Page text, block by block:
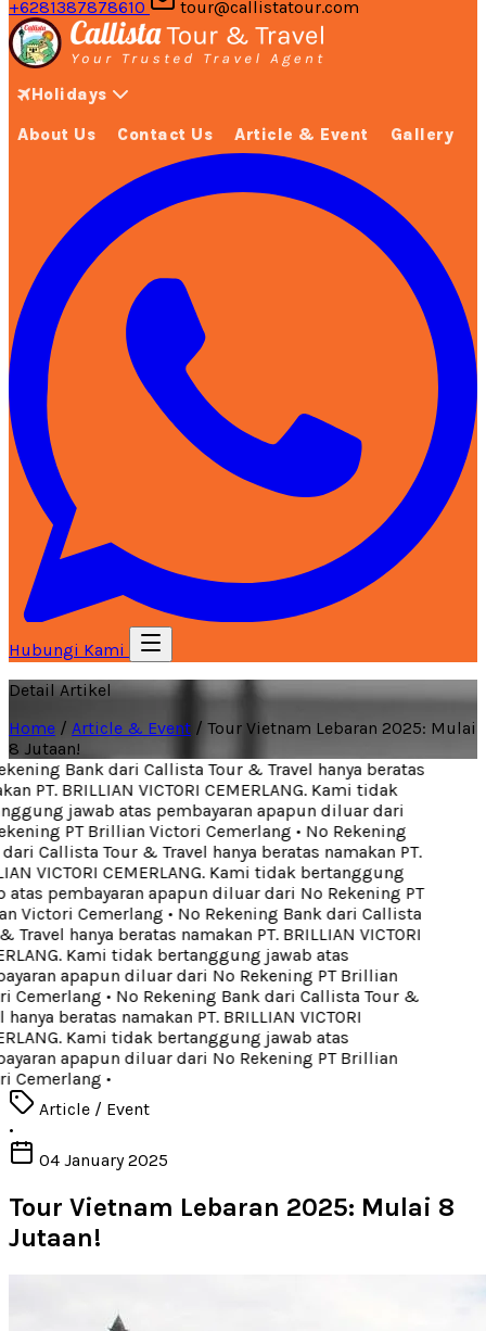
+6281387878610 tour@callistatour.com
Holidays
About Us Contact Us Article & Event Gallery
Hubungi Kami
Detail Artikel
Home / Article & Event / Tour Vietnam Lebaran 2025: Mulai
8 Jutaan!
Bank dari Callista Tour & Travel hanya beratas
PT. BRILLIAN VICTORI CEMERLANG. Kami tidak
jawab atas pembayaran apapun diluar dari
PT Brillian Victori Cemerlang• No Rekening
Callista Tour & Travel hanya beratas namakan PT.
VICTORI CEMERLANG. Kami tidak bertanggung
pembayaran apapun diluar dari No Rekening PT
Victori Cemerlang• No Rekening Bank dari Callista
Travel hanya beratas namakan PT. BRILLIAN VICTORI
Kami tidak bertanggung jawab atas
apapun diluar dari No Rekening PT Brillian
Cemerlang• No Rekening Bank dari Callista Tour &
beratas namakan PT. BRILLIAN VICTORI
Kami tidak bertanggung jawab atas
apapun diluar dari No Rekening PT Brillian
Cemerlang•
Article / Event
•
04 January 2025
Tour Vietnam Lebaran 2025: Mulai 8
Jutaan!